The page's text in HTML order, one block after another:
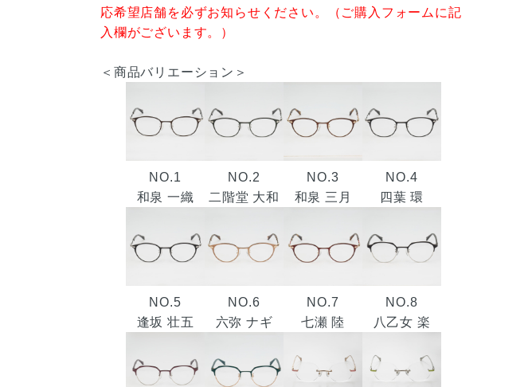
応希望店舗を必ずお知らせください。（ご購入フォームに記
入欄がございます。）
＜商品バリエーション＞
NO.1
和泉 一織
NO.2
二階堂 大和
NO.3
和泉 三月
NO.4
四葉 環
NO.5
逢坂 壮五
NO.6
六弥 ナギ
NO.7
七瀬 陸
NO.8
八乙女 楽